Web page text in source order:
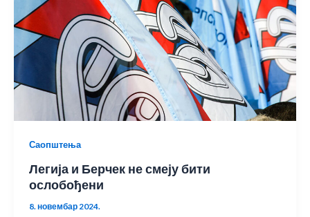
Саопштења
Легија и Берчек не смеју бити
ослобођени
8. новембар 2024.